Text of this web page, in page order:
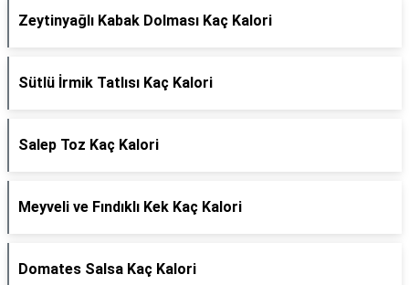
Zeytinyağlı Kabak Dolması Kaç Kalori
Sütlü İrmik Tatlısı Kaç Kalori
Salep Toz Kaç Kalori
Meyveli ve Fındıklı Kek Kaç Kalori
Domates Salsa Kaç Kalori